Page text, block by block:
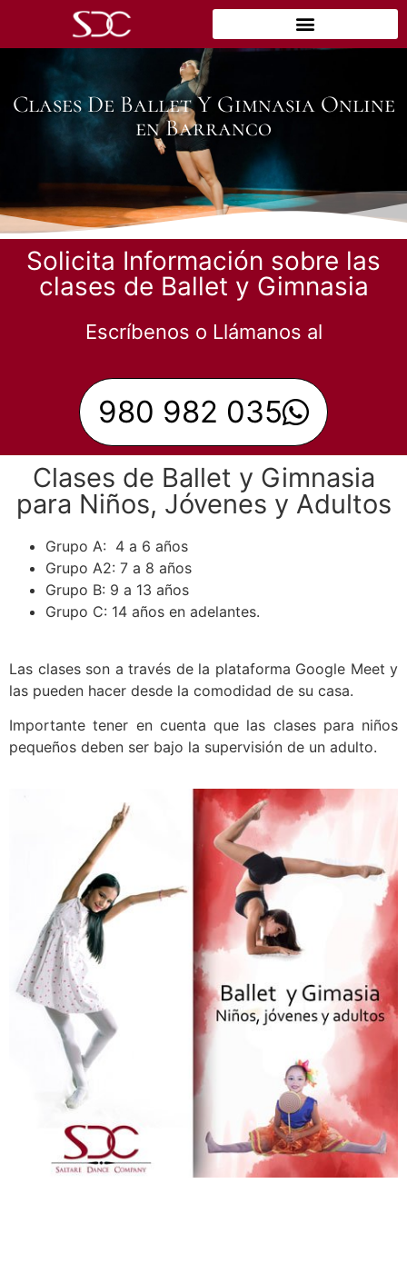
Clases De Ballet Y Gimnasia Online
en Barranco
Solicita Información sobre las
clases de Ballet y Gimnasia
Escríbenos o Llámanos al
980 982 035
Clases de Ballet y Gimnasia
para Niños, Jóvenes y Adultos
Grupo A: 4 a 6 años
Grupo A2: 7 a 8 años
Grupo B: 9 a 13 años
Grupo C: 14 años en adelantes.
Las clases son a través de la plataforma Google Meet y
las pueden hacer desde la comodidad de su casa.
Importante tener en cuenta que las clases para niños
pequeños deben ser bajo la supervisión de un adulto.